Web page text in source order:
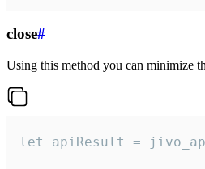
close#
Using this method you can minimize
let apiResult =